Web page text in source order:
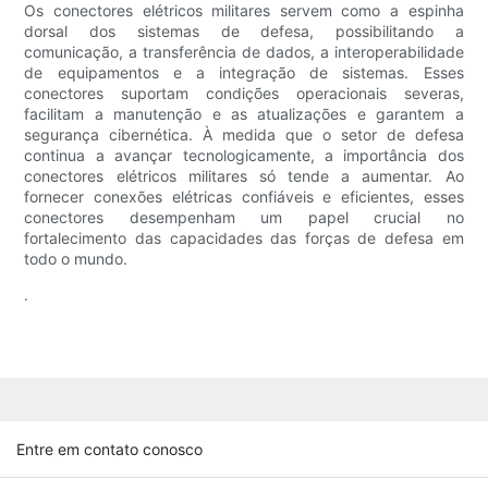
Os conectores elétricos militares servem como a espinha
dorsal dos sistemas de defesa, possibilitando a
comunicação, a transferência de dados, a interoperabilidade
de equipamentos e a integração de sistemas. Esses
conectores suportam condições operacionais severas,
facilitam a manutenção e as atualizações e garantem a
segurança cibernética. À medida que o setor de defesa
continua a avançar tecnologicamente, a importância dos
conectores elétricos militares só tende a aumentar. Ao
fornecer conexões elétricas confiáveis ​​e eficientes, esses
conectores desempenham um papel crucial no
fortalecimento das capacidades das forças de defesa em
todo o mundo.
.
Entre em contato conosco